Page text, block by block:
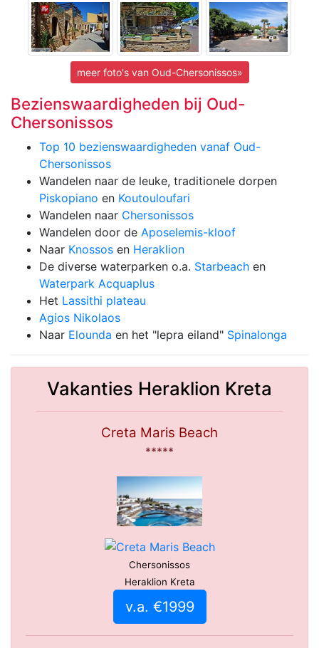
meer foto's van Oud-Chersonissos»
Bezienswaardigheden bij Oud-
Chersonissos
Top 10 bezienswaardigheden vanaf Oud-
Chersonissos
Wandelen naar de leuke, traditionele dorpen
Piskopiano en Koutouloufari
Wandelen naar Chersonissos
Wandelen door de Aposelemis-kloof
Naar Knossos en Heraklion
De diverse waterparken o.a. Starbeach en
Waterpark Acquaplus
Het Lassithi plateau
Agios Nikolaos
Naar Elounda en het "lepra eiland" Spinalonga
Vakanties Heraklion Kreta
Creta Maris Beach
*****
Chersonissos
Heraklion Kreta
v.a. €1999